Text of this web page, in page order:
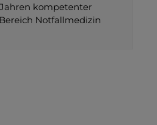
kompetenter
Notfallmedizin